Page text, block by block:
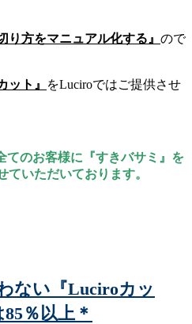
り方をマニュアル化する』 ので
ット』
をLuciroではご提供させ
のお客様に『すきバサミ』を
いただいております。
ない『Luciroカッ
％以上＊